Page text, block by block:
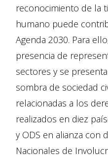
reconocimiento de la
humano puede
Agenda 2030. Para
presencia de
sectores y se
sombra de sociedad
relacionadas a los
realizados en diez
y ODS en alianza con
Nacionales de